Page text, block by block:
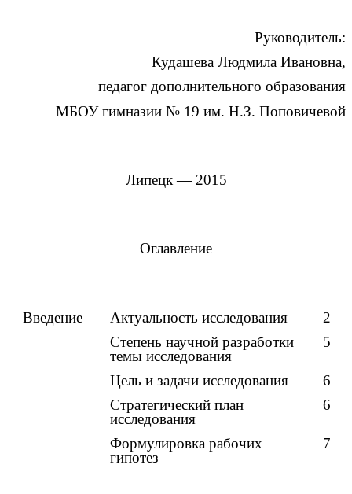
Руководитель:
Кудашева Людмила Ивановна,
педагог дополнительного образования
МБОУ гимназии № 19 им. Н.З. Поповичевой
Липецк — 2015
Оглавление
Введение Актуальность исследования
2
Степень научной разработки
темы исследования
5
Цель и задачи исследования
6
Стратегический план
исследования
6
Формулировка рабочих
гипотез
7